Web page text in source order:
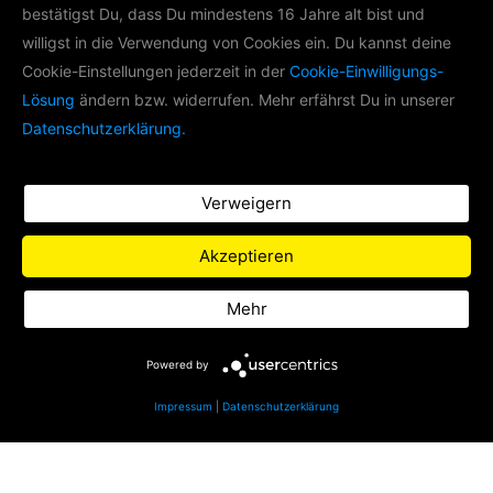
LIFE RADIO AKADEMIE
Im Rahmen der Life Radio Akademie
produzieren wir mit
verschiedenen Themen.
Impressum
bestätigst Du, dass Du mindestens 16 Jahre alt bist und
willigst in die Verwendung von Cookies ein. Du kannst deine
Cookie-Einstellungen jederzeit in der Cookie-Einwilligungs-
Lösung ändern bzw. widerrufen. Mehr erfährst Du in unserer
Datenschutzerklärung.
Verweigern
Akzeptieren
Mehr
Powered by
Impressum Datenschutzerklärung